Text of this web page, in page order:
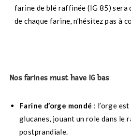
farine de blé raffinée (IG 85) sera
de chaque farine, n’hésitez pas à
Nos farines must have IG bas
Farine d’orge mondé : l’orge
glucanes, jouant un role dans le
postprandiale.